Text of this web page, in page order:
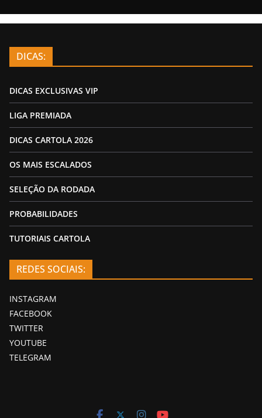
DICAS:
DICAS EXCLUSIVAS VIP
LIGA PREMIADA
DICAS CARTOLA 2026
OS MAIS ESCALADOS
SELEÇÃO DA RODADA
PROBABILIDADES
TUTORIAIS CARTOLA
REDES SOCIAIS:
INSTAGRAM
FACEBOOK
TWITTER
YOUTUBE
TELEGRAM